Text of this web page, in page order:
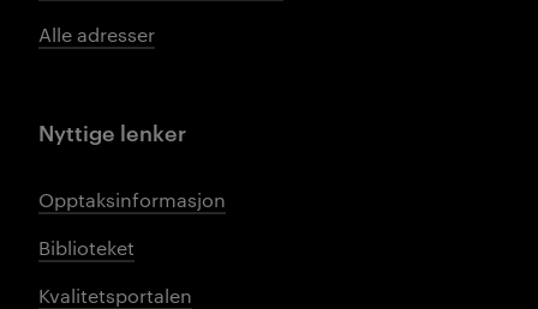
Alle adresser
Nyttige lenker
Opptaksinformasjon
Biblioteket
Kvalitetsportalen